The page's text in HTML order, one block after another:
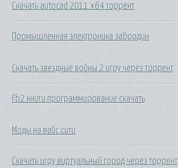
Скачать autocad 2011 x64 торрент
Промышленная электроника забродин
Скачать звездные войны 2 игру через торрент
Fb2 книги программирование скачать
Моды на вайс сити
Скачать игру виртуальный город через торрент